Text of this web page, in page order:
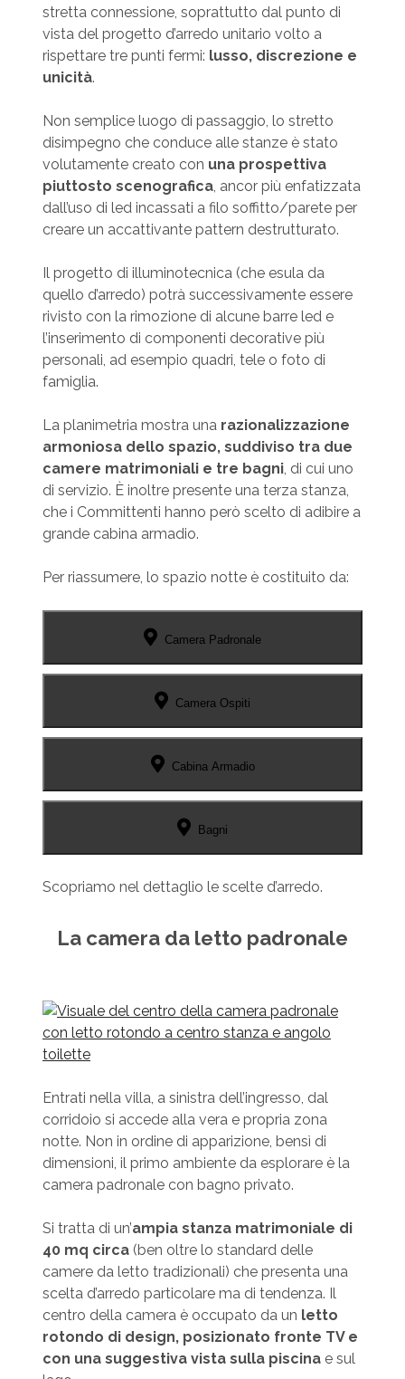
stretta connessione, soprattutto dal punto di
vista del progetto d’arredo unitario volto a
rispettare tre punti fermi: lusso, discrezione e
unicità.
Non semplice luogo di passaggio, lo stretto
disimpegno che conduce alle stanze è stato
volutamente creato con una prospettiva
piuttosto scenografica, ancor più enfatizzata
dall’uso di led incassati a filo soffitto/parete per
creare un accattivante pattern destrutturato.
Il progetto di illuminotecnica (che esula da
quello d’arredo) potrà successivamente essere
rivisto con la rimozione di alcune barre led e
l’inserimento di componenti decorative più
personali, ad esempio quadri, tele o foto di
famiglia.
La planimetria mostra una razionalizzazione
armoniosa dello spazio, suddiviso tra due
camere matrimoniali e tre bagni, di cui uno
di servizio. È inoltre presente una terza stanza,
che i Committenti hanno però scelto di adibire a
grande cabina armadio.
Per riassumere, lo spazio notte è costituito da:
Camera Padronale
Camera Ospiti
Cabina Armadio
Bagni
Scopriamo nel dettaglio le scelte d’arredo.
La camera da letto padronale
Entrati nella villa, a sinistra dell’ingresso, dal
corridoio si accede alla vera e propria zona
notte. Non in ordine di apparizione, bensì di
dimensioni, il primo ambiente da esplorare è la
camera padronale con bagno privato.
Si tratta di un’ampia stanza matrimoniale di
40 mq circa(ben oltre lo standard delle
camere da letto tradizionali) che presenta una
scelta d’arredo particolare ma di tendenza. Il
centro della camera è occupato da un letto
rotondo di design, posizionato fronte TV e
con una suggestiva vista sulla piscinae sul